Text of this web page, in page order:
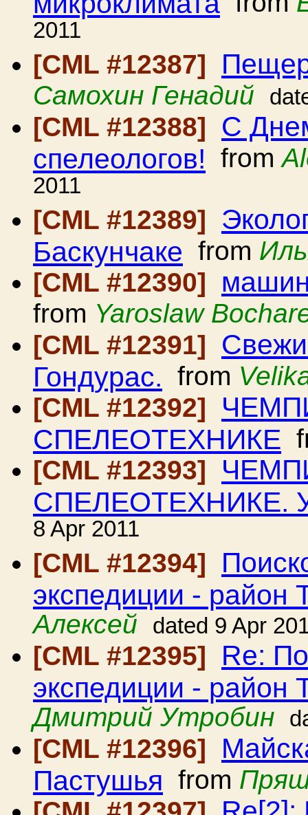
2011
[CML #12387]
Самохин Генадий
[CML #12388] С
спелеологов! from
2011
[CML #12389]
Баскунчаке from
[CML #12390]
from Yaroslaw
[CML #12391]
Гондурас. from
[CML #12392]
СПЕЛЕОТЕХНИКЕ
[CML #12393]
СПЕЛЕОТЕХНИКЕ.
8 Apr 2011
[CML #12394]
экспедиции - район
Алексей
dated 9 Apr
[CML #12395] Re:
экспедиции - район
Дмитрий Утробин
[CML #12396]
Пастушья from